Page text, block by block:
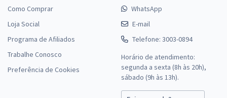
Como Comprar
Loja Social
Programa de Afiliados
Trabalhe Conosco
Preferência de Cookies
WhatsApp
E-mail
Telefone: 3003-0894
Horário de atendimento:
segunda a sexta (8h às 20h),
sábado (9h às 13h).